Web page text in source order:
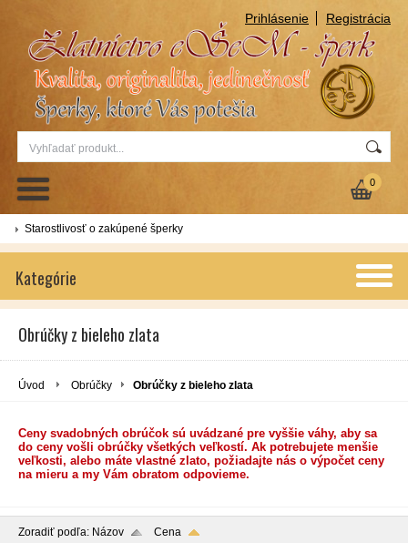
Prihlásenie Registrácia
0
Starostlivosť o zakúpené šperky
Kategórie
Obrúčky z bieleho zlata
Úvod Obrúčky Obrúčky z bieleho zlata
Ceny svadobných obrúčok sú uvádzané pre vyššie váhy, aby sa
do ceny vošli obrúčky všetkých veľkostí. Ak potrebujete menšie
veľkosti, alebo máte vlastné zlato, požiadajte nás o výpočet ceny
na mieru a my Vám obratom odpovieme.
Zoradiť podľa: Názov
Cena